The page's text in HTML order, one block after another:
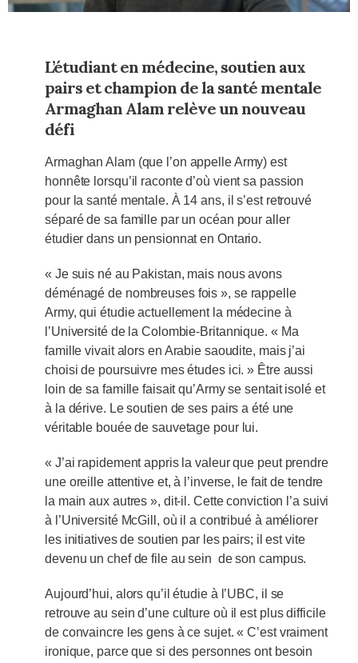
L’étudiant en médecine, soutien aux
pairs et champion de la santé mentale
Armaghan Alam relève un nouveau
défi
Armaghan Alam (que l’on appelle Army) est
honnête lorsqu’il raconte d’où vient sa passion
pour la santé mentale. À 14 ans, il s’est retrouvé
séparé de sa famille par un océan pour aller
étudier dans un pensionnat en Ontario.
« Je suis né au Pakistan, mais nous avons
déménagé de nombreuses fois », se rappelle
Army, qui étudie actuellement la médecine à
l’Université de la Colombie-Britannique. « Ma
famille vivait alors en Arabie saoudite, mais j’ai
choisi de poursuivre mes études ici. » Être aussi
loin de sa famille faisait qu’Army se sentait isolé et
à la dérive. Le soutien de ses pairs a été une
véritable bouée de sauvetage pour lui.
« J’ai rapidement appris la valeur que peut prendre
une oreille attentive et, à l’inverse, le fait de tendre
la main aux autres », dit-il. Cette conviction l’a suivi
à l’Université McGill, où il a contribué à améliorer
les initiatives de soutien par les pairs; il est vite
devenu un chef de file au sein de son campus.
Aujourd’hui, alors qu’il étudie à l’UBC, il se
retrouve au sein d’une culture où il est plus difficile
de convaincre les gens à ce sujet. « C’est vraiment
ironique, parce que si des personnes ont besoin